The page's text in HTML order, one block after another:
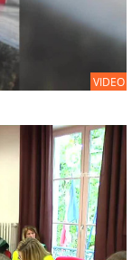
VIDEO